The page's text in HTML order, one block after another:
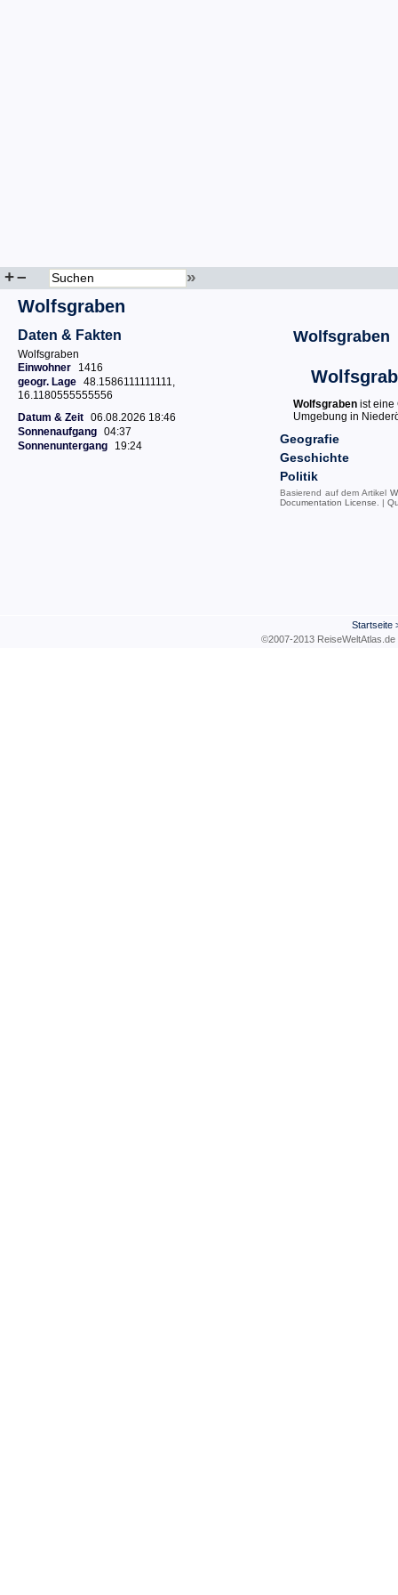
+– »
Wolfsgraben
Daten & Fakten
Wolfsgraben
Einwohner
1416
geogr. Lage 48.1586111111111,
16.1180555555556
Datum & Zeit 06.08.2026 18:46
Sonnenaufgang 04:37
Sonnenuntergang
19:24
Wolfsgraben
Wolfsgraben ist eine
Umgebung in
Geografie
Geschichte
Politik
Basierend auf dem Artikel
Documentation License . |
Startseite
©2007-2013